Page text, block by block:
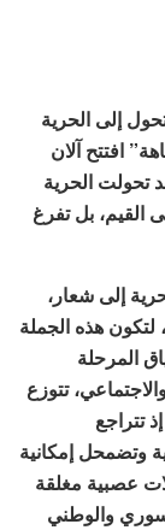
إلى الحرية
افتتح آلان
تحولت الحرية
القيم، بل تفرغ
إلى شعار،
لتكون هذه الجملة
المرحلة
تتوزع
تتراجع
وتضمحل إمكانية
عصبية مغلقة
والوطني